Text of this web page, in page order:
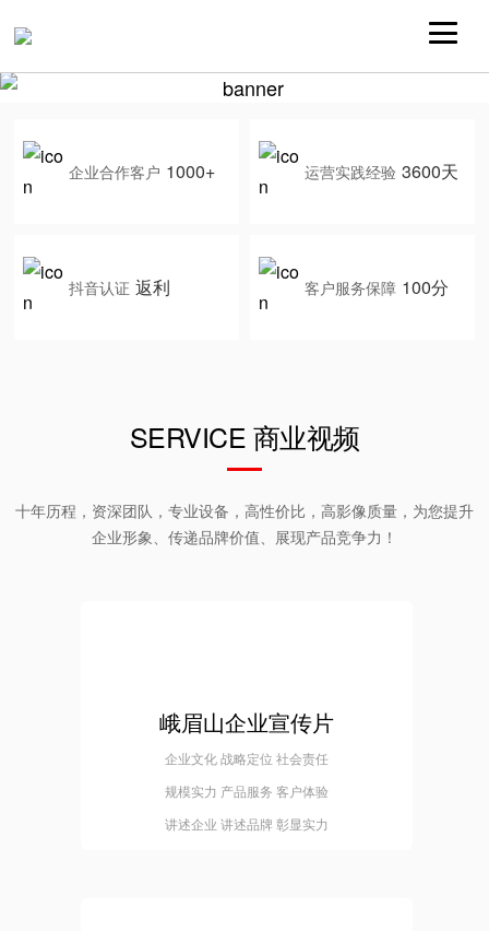
企业合作客户 1000+ 运营实践经验 3600天
抖音认证 返利 客户服务保障 100分
SERVICE 商业视频
十年历程，资深团队，专业设备，高性价比，高影像质量，为您提升
企业形象、传递品牌价值、展现产品竞争力！
峨眉山企业宣传片
企业文化 战略定位 社会责任
规模实力 产品服务 客户体验
讲述企业 讲述品牌 彰显实力